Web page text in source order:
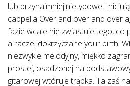
lub przynajmniej nietypowe.
cappella Over and over and over
fazie wcale nie zwiastuje tego, co
a raczej dokrzyczane your birth.
niezwykle melodyjny, miękko
prostej, osadzonej na
gitarowej wtóruje trąbka. Ta zaś